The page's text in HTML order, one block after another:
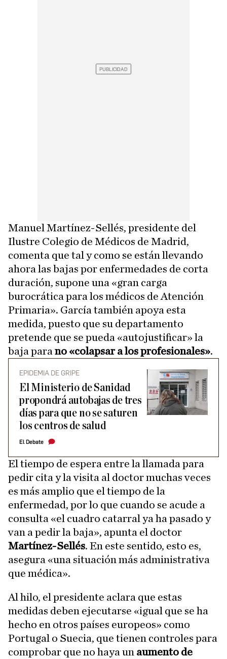
Manuel Martínez-Sellés, presidente del
Ilustre Colegio de Médicos de Madrid,
comenta que tal y como se están llevando
ahora las bajas por enfermedades de corta
duración, supone una «gran carga
burocrática para los médicos de Atención
Primaria». García también apoya esta
medida, puesto que su departamento
pretende que se pueda «autojustificar» la
baja para no «colapsar a los profesionales».
EPIDEMIA DE GRIPE
El Ministerio de Sanidad
propondrá autobajas de tres
días para que no se saturen
los centros de salud
El Debate
El tiempo de espera entre la llamada para
pedir cita y la visita al doctor muchas veces
es más amplio que el tiempo de la
enfermedad, por lo que cuando se acude a
consulta «el cuadro catarral ya ha pasado y
van a pedir la baja», apunta el doctor
Martínez-Sellés. En este sentido, esto es,
asegura «una situación más administrativa
que médica».
Al hilo, el presidente aclara que estas
medidas deben ejecutarse «igual que se ha
hecho en otros países europeos» como
Portugal o Suecia, que tienen controles para
comprobar que no haya un aumento de